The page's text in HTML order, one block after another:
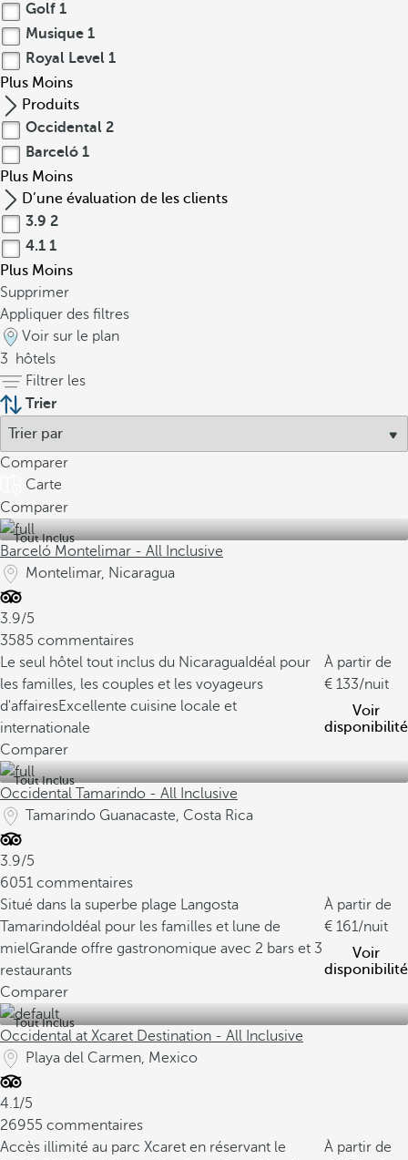
Golf 1
Musique 1
Royal Level 1
Plus Moins
Produits
Occidental 2
Barceló 1
Plus Moins
D’une évaluation de les clients
3.9 2
4.1 1
Plus Moins
Supprimer
Appliquer des filtres
Voir sur le plan
3
hôtels
Filtrer les
Trier
Comparer
Carte
Comparer
Tout Inclus
Barceló Montelimar - All Inclusive
Montelimar, Nicaragua
3.9/5
3585 commentaires
Le seul hôtel tout inclus du Nicaragua Idéal pour
les familles, les couples et les voyageurs
d'affairesExcellente cuisine locale et
internationale
À partir de
133/nuit
Voir
disponibilité
Comparer
Tout Inclus
Occidental Tamarindo - All Inclusive
Tamarindo Guanacaste, Costa Rica
3.9/5
6051 commentaires
Situé dans la superbe plage Langosta
Tamarindo Idéal pour les familles et lune de
mielGrande offre gastronomique avec 2 bars et 3
restaurants
À partir de
161/nuit
Voir
disponibilité
Comparer
Tout Inclus
Occidental at Xcaret Destination - All Inclusive
Playa del Carmen, Mexico
4.1/5
26955 commentaires
Accès illimité au parc Xcaret en réservant le
À partir de